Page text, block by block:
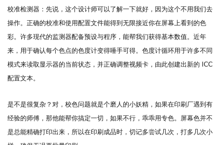
校准检测器：先说，这个设计师可以了解一下就好，因为这个不用我们去
操作。正确的校准和使用配置文件能得到无限接近你在屏幕上看到的色
彩。许多现代的监测器配备预设与程序，能帮我们获得基本数值。近年
来，用于确认每个色点的色度计变得唾手可得。色度计循环用于许多不同
模式来读取显示器的当前状态，并正确调整视频卡，由此创建出新的 ICC
配置文本。
是不是很复杂？对，校色问题就是个磨人的小妖精，如果在印刷厂遇到有
经验的师傅，那他能帮你搞定一切，如果不行，乖乖用专色。屏幕色并不
是总能精确打印出来，所以在印刷成品时，切记多尝试几次，打多几次小